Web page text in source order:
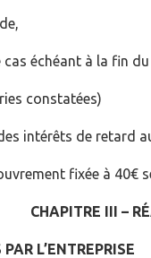
échéant à la fin
constatées)
intérêts de retard
fixée à 40€
CHAPITRE III –
L’ENTREPRISE